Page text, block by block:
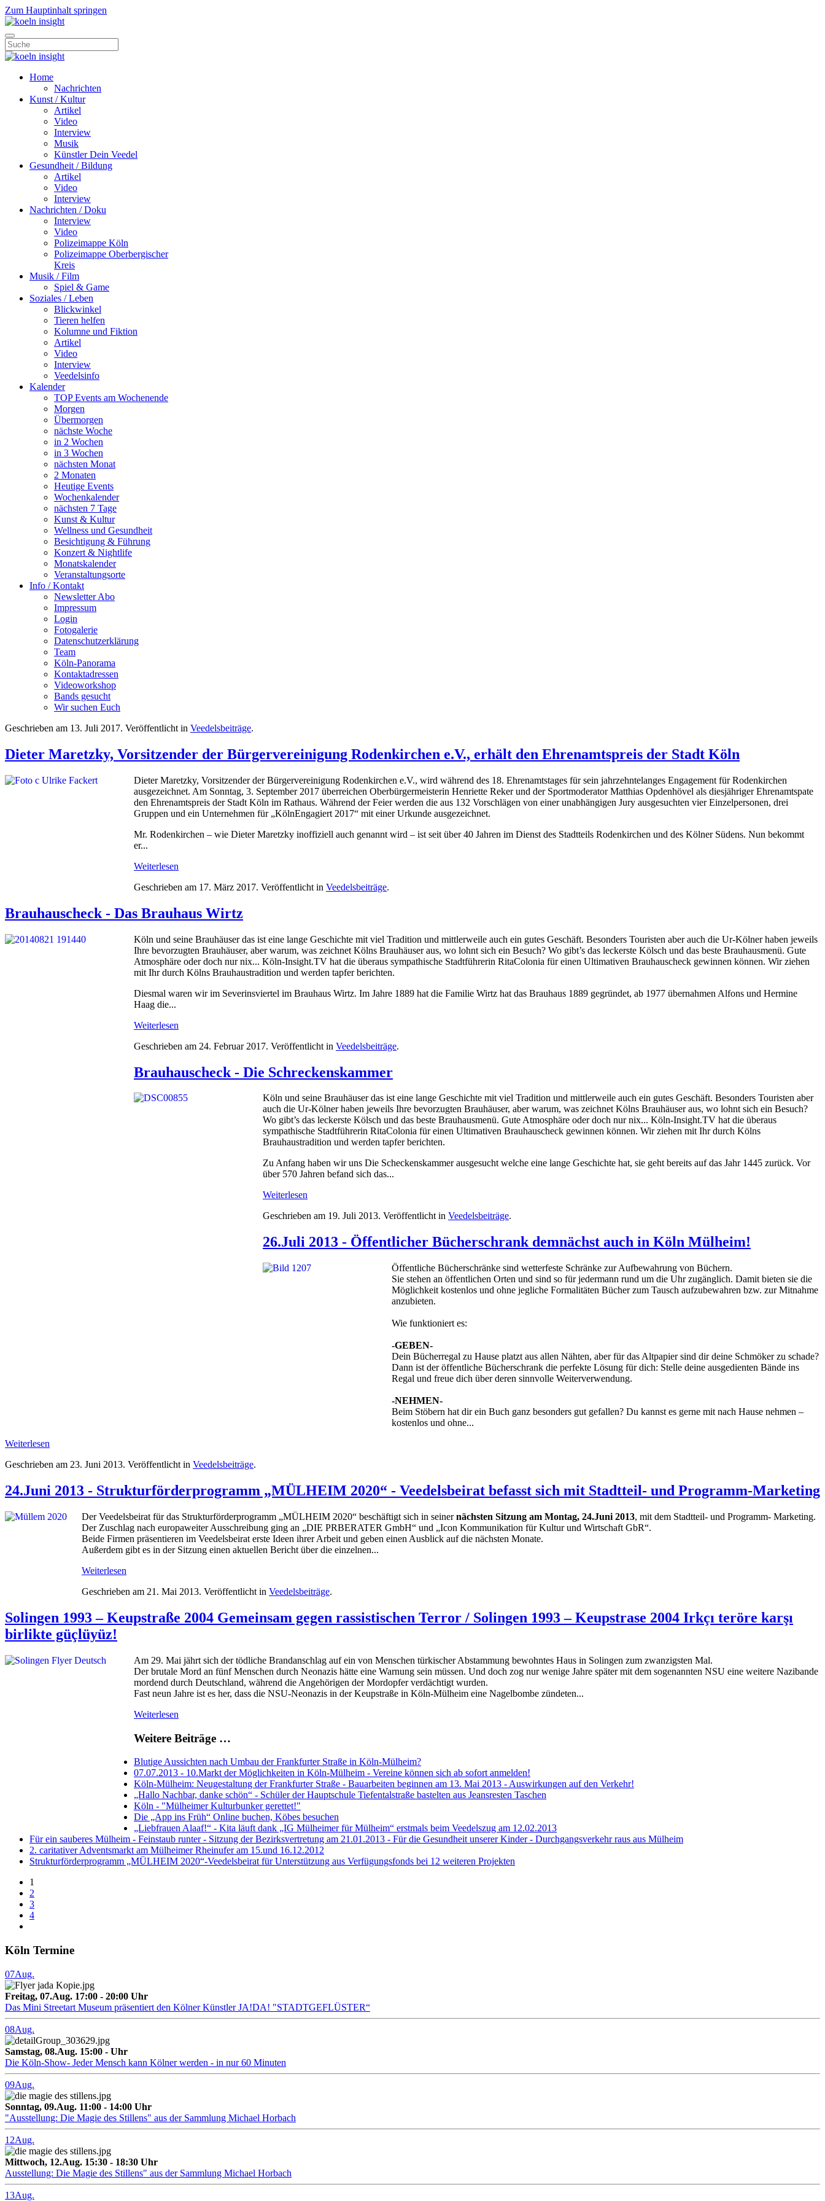
Zum Hauptinhalt springen
Home
Nachrichten
Kunst / Kultur
Artikel
Video
Interview
Musik
Künstler Dein Veedel
Gesundheit / Bildung
Artikel
Video
Interview
Nachrichten / Doku
Interview
Video
Polizeimappe Köln
Polizeimappe Oberbergischer
Kreis
Musik / Film
Spiel & Game
Soziales / Leben
Blickwinkel
Tieren helfen
Kolumne und Fiktion
Artikel
Video
Interview
Veedelsinfo
Kalender
TOP Events am Wochenende
Morgen
Übermorgen
nächste Woche
in 2 Wochen
in 3 Wochen
nächsten Monat
2 Monaten
Heutige Events
Wochenkalender
nächsten 7 Tage
Kunst & Kultur
Wellness und Gesundheit
Besichtigung & Führung
Konzert & Nightlife
Monatskalender
Veranstaltungsorte
Info / Kontakt
Newsletter Abo
Impressum
Login
Fotogalerie
Datenschutzerklärung
Team
Köln-Panorama
Kontaktadressen
Videoworkshop
Bands gesucht
Wir suchen Euch
Geschrieben am 13. Juli 2017. Veröffentlicht in Veedelsbeiträge.
Dieter Maretzky, Vorsitzender der Bürgervereinigung Rodenkirchen e.V., erhält den Ehrenamtspreis der Stadt Köln
Dieter Maretzky, Vorsitzender der Bürgervereinigung Rodenkirchen e.V., wird während des 18. Ehrenamtstages für sein jahrzehntelanges Engagement für Rodenkirchen
ausgezeichnet. Am Sonntag, 3. September 2017 überreichen Oberbürgermeisterin Henriette Reker und der Sportmoderator Matthias Opdenhövel als diesjähriger Ehrenamtspate
den Ehrenamtspreis der Stadt Köln im Rathaus. Während der Feier werden die aus 132 Vorschlägen von einer unabhängigen Jury ausgesuchten vier Einzelpersonen, drei
Gruppen und ein Unternehmen für „KölnEngagiert 2017“ mit einer Urkunde ausgezeichnet.
Mr. Rodenkirchen – wie Dieter Maretzky inoffiziell auch genannt wird – ist seit über 40 Jahren im Dienst des Stadtteils Rodenkirchen und des Kölner Südens. Nun bekommt
er...
Weiterlesen
Geschrieben am 17. März 2017. Veröffentlicht in Veedelsbeiträge.
Brauhauscheck - Das Brauhaus Wirtz
Köln und seine Brauhäuser das ist eine lange Geschichte mit viel Tradition und mittlerweile auch ein gutes Geschäft. Besonders Touristen aber auch die Ur-Kölner haben jeweils
Ihre bevorzugten Brauhäuser, aber warum, was zeichnet Kölns Brauhäuser aus, wo lohnt sich ein Besuch? Wo gibt’s das leckerste Kölsch und das beste Brauhausmenü. Gute
Atmosphäre oder doch nur nix... Köln-Insight.TV hat die überaus sympathische Stadtführerin RitaColonia für einen Ultimativen Brauhauscheck gewinnen können. Wir ziehen
mit Ihr durch Kölns Brauhaustradition und werden tapfer berichten.
Diesmal waren wir im Severinsviertel im Brauhaus Wirtz. Im Jahre 1889 hat die Familie Wirtz hat das Brauhaus 1889 gegründet, ab 1977 übernahmen Alfons und Hermine
Haag die...
Weiterlesen
Geschrieben am 24. Februar 2017. Veröffentlicht in Veedelsbeiträge.
Brauhauscheck - Die Schreckenskammer
Köln und seine Brauhäuser das ist eine lange Geschichte mit viel Tradition und mittlerweile auch ein gutes Geschäft. Besonders Touristen aber
auch die Ur-Kölner haben jeweils Ihre bevorzugten Brauhäuser, aber warum, was zeichnet Kölns Brauhäuser aus, wo lohnt sich ein Besuch?
Wo gibt’s das leckerste Kölsch und das beste Brauhausmenü. Gute Atmosphäre oder doch nur nix... Köln-Insight.TV hat die überaus
sympathische Stadtführerin RitaColonia für einen Ultimativen Brauhauscheck gewinnen können. Wir ziehen mit Ihr durch Kölns
Brauhaustradition und werden tapfer berichten.
Zu Anfang haben wir uns Die Scheckenskammer ausgesucht welche eine lange Geschichte hat, sie geht bereits auf das Jahr 1445 zurück. Vor
über 570 Jahren befand sich das...
Weiterlesen
Geschrieben am 19. Juli 2013. Veröffentlicht in Veedelsbeiträge.
26.Juli 2013 - Öffentlicher Bücherschrank demnächst auch in Köln Mülheim!
Öffentliche Bücherschränke sind wetterfeste Schränke zur Aufbewahrung von Büchern.
Sie stehen an öffentlichen Orten und sind so für jedermann rund um die Uhr zugänglich. Damit bieten sie die
Möglichkeit kostenlos und ohne jegliche Formalitäten Bücher zum Tausch aufzubewahren bzw. zur Mitnahme
anzubieten.
Wie funktioniert es:
-GEBEN-
Dein Bücherregal zu Hause platzt aus allen Nähten, aber für das Altpapier sind dir deine Schmöker zu schade?
Dann ist der öffentliche Bücherschrank die perfekte Lösung für dich: Stelle deine ausgedienten Bände ins
Regal und freue dich über deren sinnvolle Weiterverwendung.
-NEHMEN-
Beim Stöbern hat dir ein Buch ganz besonders gut gefallen? Du kannst es gerne mit nach Hause nehmen –
kostenlos und ohne...
Weiterlesen
Geschrieben am 23. Juni 2013. Veröffentlicht in Veedelsbeiträge.
24.Juni 2013 - Strukturförderprogramm „MÜLHEIM 2020“ - Veedelsbeirat befasst sich mit Stadtteil- und Programm-Marketing
Der Veedelsbeirat für das Strukturförderprogramm „MÜLHEIM 2020“ beschäftigt sich in seinernächsten Sitzung am Montag, 24.Juni 2013, mit dem Stadtteil- und Programm- Marketing.
Der Zuschlag nach europaweiter Ausschreibung ging an „DIE PRBERATER GmbH“ und „Icon Kommunikation für Kultur und Wirtschaft GbR“.
Beide Firmen präsentieren im Veedelsbeirat erste Ideen ihrer Arbeit und geben einen Ausblick auf die nächsten Monate.
Außerdem gibt es in der Sitzung einen aktuellen Bericht über die einzelnen...
Weiterlesen
Geschrieben am 21. Mai 2013. Veröffentlicht in Veedelsbeiträge.
Solingen 1993 – Keupstraße 2004 Gemeinsam gegen rassistischen Terror / Solingen 1993 – Keupstrase 2004 Irkçı teröre karşı
birlikte güçlüyüz!
Am 29. Mai jährt sich der tödliche Brandanschlag auf ein von Menschen türkischer Abstammung bewohntes Haus in Solingen zum zwanzigsten Mal.
Der brutale Mord an fünf Menschen durch Neonazis hätte eine Warnung sein müssen. Und doch zog nur wenige Jahre später mit dem sogenannten NSU eine weitere Nazibande
mordend durch Deutschland, während die Angehörigen der Mordopfer verdächtigt wurden.
Fast neun Jahre ist es her, dass die NSU-Neonazis in der Keupstraße in Köln-Mülheim eine Nagelbombe zündeten...
Weiterlesen
Weitere Beiträge …
Blutige Aussichten nach Umbau der Frankfurter Straße in Köln-Mülheim?
07.07.2013 - 10.Markt der Möglichkeiten in Köln-Mülheim - Vereine können sich ab sofort anmelden!
Köln-Mülheim: Neugestaltung der Frankfurter Straße - Bauarbeiten beginnen am 13. Mai 2013 - Auswirkungen auf den Verkehr!
„Hallo Nachbar, danke schön“ - Schüler der Hauptschule Tiefentalstraße bastelten aus Jeansresten Taschen
Köln - "Mülheimer Kulturbunker gerettet!"
Die „App ins Früh“ Online buchen, Köbes besuchen
„Liebfrauen Alaaf!“ - Kita läuft dank „IG Mülheimer für Mülheim“ erstmals beim Veedelszug am 12.02.2013
Für ein sauberes Mülheim - Feinstaub runter - Sitzung der Bezirksvertretung am 21.01.2013 - Für die Gesundheit unserer Kinder - Durchgangsverkehr raus aus Mülheim
2. caritativer Adventsmarkt am Mülheimer Rheinufer am 15.und 16.12.2012
Strukturförderprogramm „MÜLHEIM 2020“-Veedelsbeirat für Unterstützung aus Verfügungsfonds bei 12 weiteren Projekten
1
2
3
4
Köln Termine
07Aug.
Freitag, 07.Aug. 17:00 - 20:00 Uhr
Das Mini Streetart Museum präsentiert den Kölner Künstler JA!DA! "STADTGEFLÜSTER“
08Aug.
Samstag, 08.Aug. 15:00 - Uhr
Die Köln-Show- Jeder Mensch kann Kölner werden - in nur 60 Minuten
09Aug.
Sonntag, 09.Aug. 11:00 - 14:00 Uhr
"Ausstellung: Die Magie des Stillens" aus der Sammlung Michael Horbach
12Aug.
Mittwoch, 12.Aug. 15:30 - 18:30 Uhr
Ausstellung: Die Magie des Stillens" aus der Sammlung Michael Horbach
13Aug.